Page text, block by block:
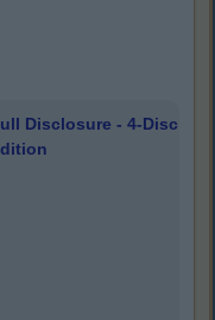
Disclosure - 4-Disc